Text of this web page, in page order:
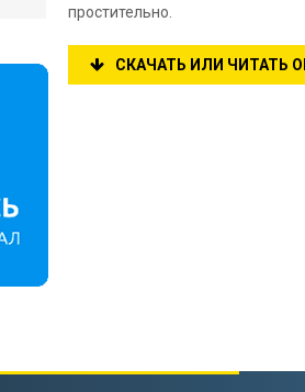
простительно.
СКАЧАТЬ ИЛИ ЧИТАТЬ